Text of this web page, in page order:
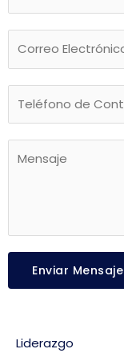
Enviar Mensaje
Liderazgo